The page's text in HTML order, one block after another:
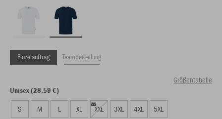
Einzelauftrag Teambestellung
Größentabelle
Unisex (28,59 €)
S M L XL XXL 3XL 4XL 5XL